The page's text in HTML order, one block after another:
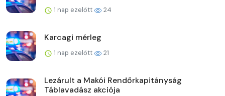
1 nap ezelőtt 24
Karcagi mérleg
1 nap ezelőtt 21
Lezárult a Makói Rendőrkapitányság
Táblavadász akciója